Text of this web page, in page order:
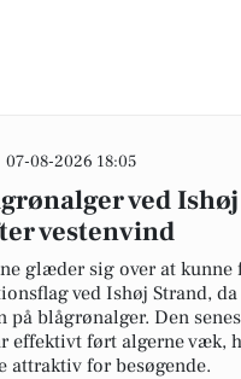
07-08-2026 18:05
ved Ishøj
vestenvind
glæder sig over at kunne
ved Ishøj Strand,
på blågrønalger. Den
effektivt ført algerne væk,
attraktiv for besøgende.